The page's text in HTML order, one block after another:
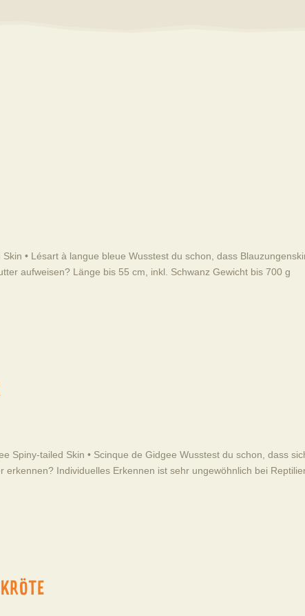
• Lésart à langue bleue Wusstest du schon, dass
aufweisen? Länge bis 55 cm, inkl. Schwanz Gewicht bis 700 g
Spiny-tailed Skin • Scinque de Gidgee Wusstest du schon, dass
Individuelles Erkennen ist sehr ungewöhnlich bei